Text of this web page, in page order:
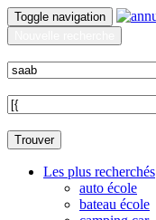
Toggle navigation
Trouver
Les plus recherchés
auto école
bateau école